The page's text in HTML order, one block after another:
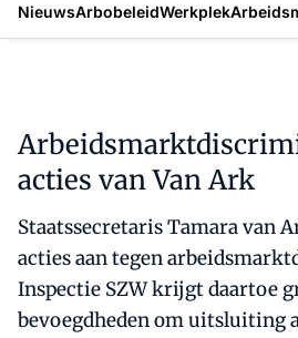
NieuwsArbobeleidWerkplek
acties van Van Ark
Staatssecretaris Tamara van
acties aan tegen
Inspectie SZW krijgt daartoe
bevoegdheden om uitsluiting